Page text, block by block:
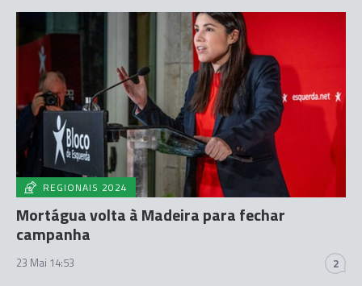
REGIONAIS 2024
Mortágua volta à Madeira para fechar
campanha
23 Mai 14:53 2